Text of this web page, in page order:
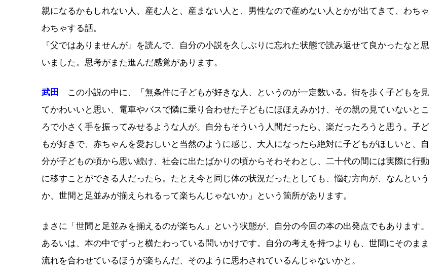
親になるかもしれない人、産む人と、産まない人と、男性なので産めない人とかが出てきて、わちゃ
わちゃする話。
『父ではありませんが』を読んで、自分の小説を久しぶりに忘れた状態で読み返せて良かったなと思
いました。思考がまた進んだ感覚があります。
武田
この小説の中に、「無条件に子どもが好きな人、というのが一定数いる。街を歩く子どもを見
てかわいいと思い、電車やバスで隣に乗り合わせた子どもにほほえみかけ、その親の見ていないとこ
ろで小さく手を振ってみせるような人が。自分もそういう人間だったら、楽だったろうと思う。子ど
もが好きで、赤ちゃんを愛おしいと当然のように感じ、大人になったら絶対に子どもがほしいと、自
分が子どもの頃から思い続け、社会に出たばかりの頃からそわそわとし、二十代の間には実際に行動
に移すことができる人だったら。たとえ今と同じ体の状況だったとしても、悩む方向が、なんという
か、世間と足並みが揃えられるって楽ちんじゃないか」という箇所があります。
まさに「世間と足並みを揃えるのが楽ちん」という状態が、自分の今回の本の出発点でもあります。
あるいは、本の中でずっと横たわっている問いかけです。自分の考えを持つよりも、世間にそのまま
流れを合わせているほうが楽ちんだ、そのように思わされているんじゃないかと。